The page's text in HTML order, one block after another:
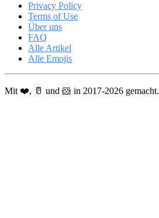
Privacy Policy
Terms of Use
Über uns
FAQ
Alle Artikel
Alle Emojis
Mit ❤️, 🥛 und 🐹 in 2017-2026 gemacht.